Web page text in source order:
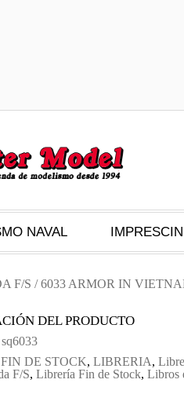
NAVAL
F/S / 6033 ARMOR IN
DEL PRODUCTO
sq6033
FIN DE STOCK, LIBRERIA,
F/S, Librería Fin de Stock, Libros